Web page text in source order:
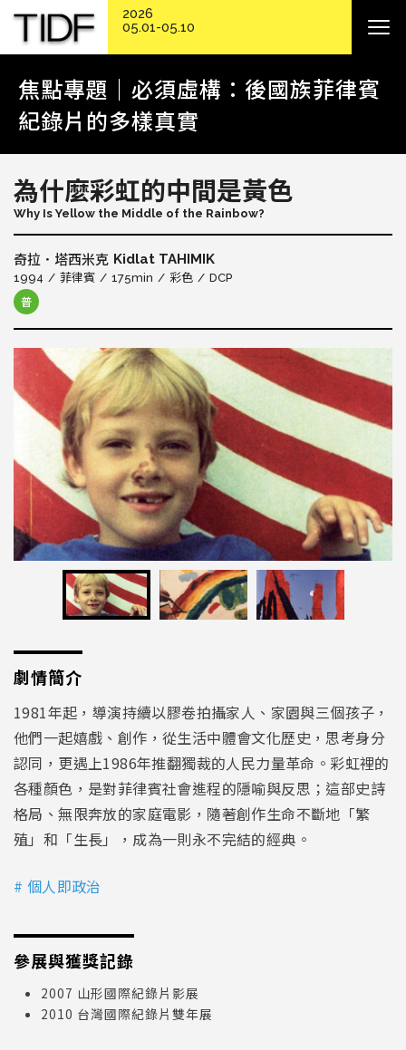
焦點專題｜必須虛構：後國族菲律賓
紀錄片的多樣真實
為什麼彩虹的中間是黃色
Why Is Yellow the Middle of the Rainbow?
奇拉．塔西米克 Kidlat TAHIMIK
1994 菲律賓 175min 彩色 DCP
普
劇情簡介
1981年起，導演持續以膠卷拍攝家人、家園與三個孩子，
他們一起嬉戲、創作，從生活中體會文化歷史，思考身分
認同，更遇上1986年推翻獨裁的人民力量革命。彩虹裡的
各種顏色，是對菲律賓社會進程的隱喻與反思；這部史詩
格局、無限奔放的家庭電影，隨著創作生命不斷地「繁
殖」和「生長」，成為一則永不完結的經典。
# 個人即政治
參展與獲獎記錄
2007 山形國際紀錄片影展
2010 台灣國際紀錄片雙年展
2026
05.01-05.10